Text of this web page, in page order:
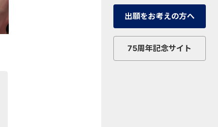
出願をお考えの方へ
75周年記念サイト